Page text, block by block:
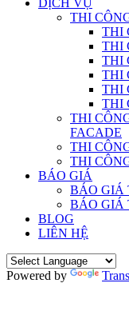
THI
THI
THI
THI
THI
THI
THI
THI
FACADE
THI
THI
BÁO GIÁ
BÁO GIÁ
BÁO GIÁ
BLOG
LIÊN HỆ
Powered by